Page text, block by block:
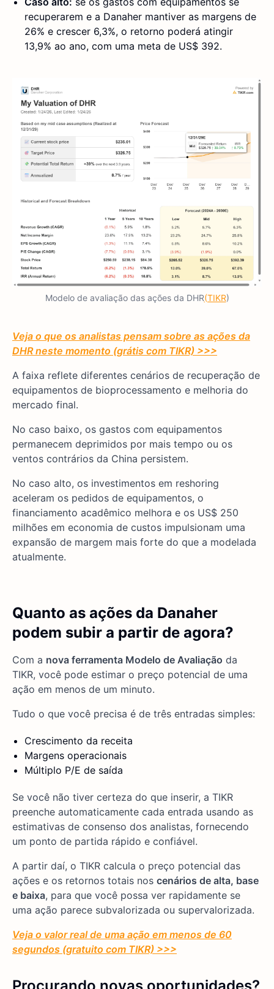
recuperarem e a Danaher mantiver as margens de
26% e crescer 6,3%, o retorno poderá atingir
13,9% ao ano, com uma meta de US$ 392.
Modelo de avaliação das ações da DHR(TIKR)
Veja o que os analistas pensam sobre as ações da
DHR neste momento (grátis com TIKR) >>>
A faixa reflete diferentes cenários de recuperação de
equipamentos de bioprocessamento e melhoria do
mercado final.
No caso baixo, os gastos com equipamentos
permanecem deprimidos por mais tempo ou os
ventos contrários da China persistem.
No caso alto, os investimentos em reshoring
aceleram os pedidos de equipamentos, o
financiamento acadêmico melhora e os US$ 250
milhões em economia de custos impulsionam uma
expansão de margem mais forte do que a modelada
atualmente.
Quanto as ações da Danaher
podem subir a partir de agora?
Com a nova ferramenta Modelo de Avaliação da
TIKR, você pode estimar o preço potencial de uma
ação em menos de um minuto.
Tudo o que você precisa é de três entradas simples:
Crescimento da receita
Margens operacionais
Múltiplo P/E de saída
Se você não tiver certeza do que inserir, a TIKR
preenche automaticamente cada entrada usando as
estimativas de consenso dos analistas, fornecendo
um ponto de partida rápido e confiável.
A partir daí, o TIKR calcula o preço potencial das
ações e os retornos totais nos cenários de alta, base
e baixa, para que você possa ver rapidamente se
uma ação parece subvalorizada ou supervalorizada.
Veja o valor real de uma ação em menos de 60
segundos (gratuito com TIKR) >>>